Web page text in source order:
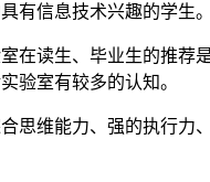
有信息技术兴趣的学生。
在读生、毕业生的推荐
验室有较多的认知。
思维能力、强的执行力